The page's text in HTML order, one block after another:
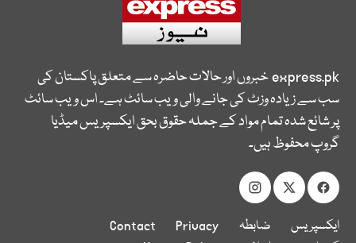
express.pkخبروں اور حالات حاضرہ سے متعلق پاکستان کی
سب سے زیادہ وزٹ کی جانے والی ویب سائٹ ہے۔ اس ویب سائٹ
پر شائع شدہ تمام مواد کے جملہ حقوق بحق ایکسپریس میڈیا
گروپ محفوظ ہیں۔
ایکسپریس ضابطہ Privacy
Contact